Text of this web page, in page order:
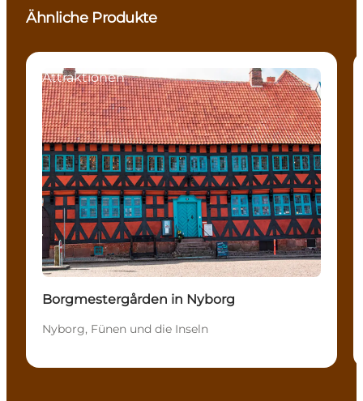
Ähnliche Produkte
Attraktionen
Borgmestergården in Nyborg
Nyborg, Fünen und die Inseln